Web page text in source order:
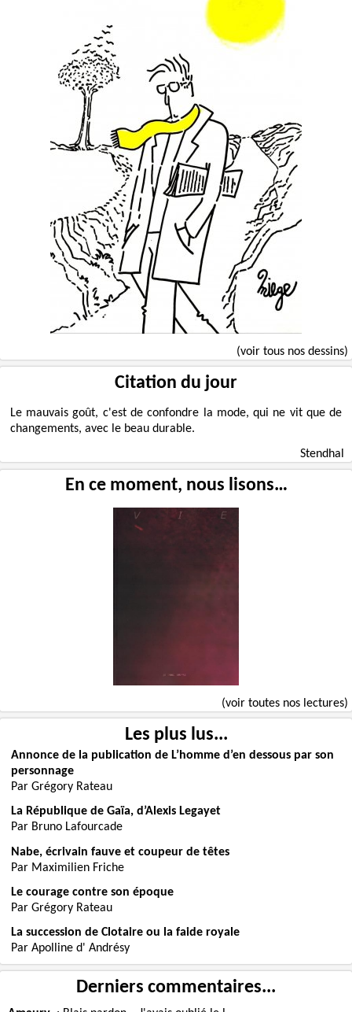
(voir tous nos dessins)
Citation du jour
Le mauvais goût, c'est de confondre la mode, qui ne vit que de
changements, avec le beau durable.
Stendhal
En ce moment, nous lisons…
(voir toutes nos lectures)
Les plus lus...
Annonce de la publication de L’homme d’en dessous par son
personnage
Par Grégory Rateau
La République de Gaïa, d’Alexis Legayet
Par Bruno Lafourcade
Nabe, écrivain fauve et coupeur de têtes
Par Maximilien Friche
Le courage contre son époque
Par Grégory Rateau
La succession de Clotaire ou la faide royale
Par Apolline d' Andrésy
Derniers commentaires...